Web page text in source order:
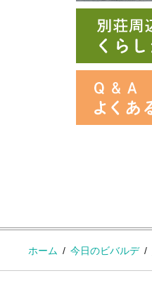
ホーム 今日のビバルデ